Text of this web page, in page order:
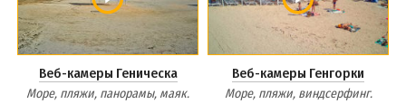
Веб-камеры Геническа
Море, пляжи, панорамы, маяк.
Веб-камеры Генгорки
Море, пляжи, виндсерфинг.